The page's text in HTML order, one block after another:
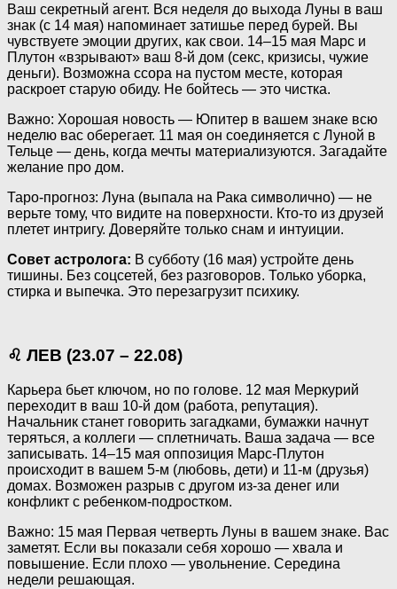
Ваш секретный агент. Вся неделя до выхода Луны в ваш
знак (с 14 мая) напоминает затишье перед бурей. Вы
чувствуете эмоции других, как свои. 14–15 мая Марс и
Плутон «взрывают» ваш 8-й дом (секс, кризисы, чужие
деньги). Возможна ссора на пустом месте, которая
раскроет старую обиду. Не бойтесь — это чистка.
Важно: Хорошая новость — Юпитер в вашем знаке всю
неделю вас оберегает. 11 мая он соединяется с Луной в
Тельце — день, когда мечты материализуются. Загадайте
желание про дом.
Таро-прогноз: Луна (выпала на Рака символично) — не
верьте тому, что видите на поверхности. Кто-то из друзей
плетет интригу. Доверяйте только снам и интуиции.
Совет астролога: В субботу (16 мая) устройте день
тишины. Без соцсетей, без разговоров. Только уборка,
стирка и выпечка. Это перезагрузит психику.
♌ ЛЕВ (23.07 – 22.08)
Карьера бьет ключом, но по голове. 12 мая Меркурий
переходит в ваш 10-й дом (работа, репутация).
Начальник станет говорить загадками, бумажки начнут
теряться, а коллеги — сплетничать. Ваша задача — все
записывать. 14–15 мая оппозиция Марс-Плутон
происходит в вашем 5-м (любовь, дети) и 11-м (друзья)
домах. Возможен разрыв с другом из-за денег или
конфликт с ребенком-подростком.
Важно: 15 мая Первая четверть Луны в вашем знаке. Вас
заметят. Если вы показали себя хорошо — хвала и
повышение. Если плохо — увольнение. Середина
недели решающая.